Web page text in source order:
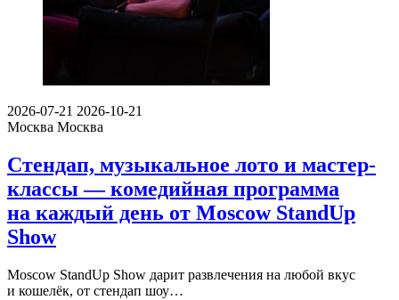
2026-07-21 2026-10-21
Москва Москва
Стендап, музыкальное лото и мастер-
классы — комедийная программа
на каждый день от Moscow StandUp
Show
Moscow StandUp Show дарит развлечения на любой вкус
и кошелёк, от стендап шоу…